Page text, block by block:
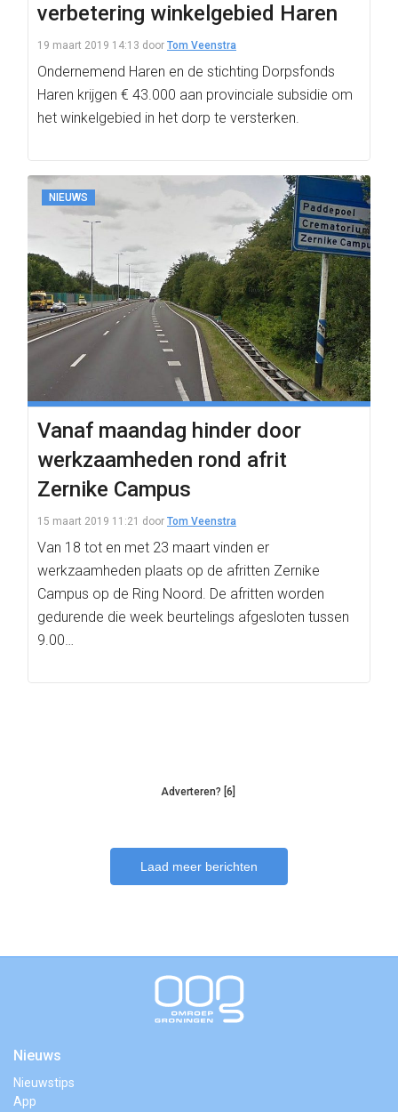
verbetering winkelgebied Haren
19 maart 2019 14:13 door Tom Veenstra
Ondernemend Haren en de stichting Dorpsfonds
Haren krijgen € 43.000 aan provinciale subsidie om
het winkelgebied in het dorp te versterken.
NIEUWS
Vanaf maandag hinder door
werkzaamheden rond afrit
Zernike Campus
15 maart 2019 11:21 door Tom Veenstra
Van 18 tot en met 23 maart vinden er
werkzaamheden plaats op de afritten Zernike
Campus op de Ring Noord. De afritten worden
gedurende die week beurtelings afgesloten tussen
9.00…
Adverteren? [6]
Laad meer berichten
Nieuws
Nieuwstips
App